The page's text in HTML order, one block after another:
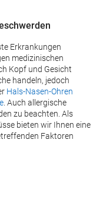
Erkrankungen
medizinischen
Kopf und Gesicht
handeln, jedoch
Hals-Nasen-Ohren
. Auch allergische
zu beachten. Als
bieten wir Ihnen eine
Faktoren